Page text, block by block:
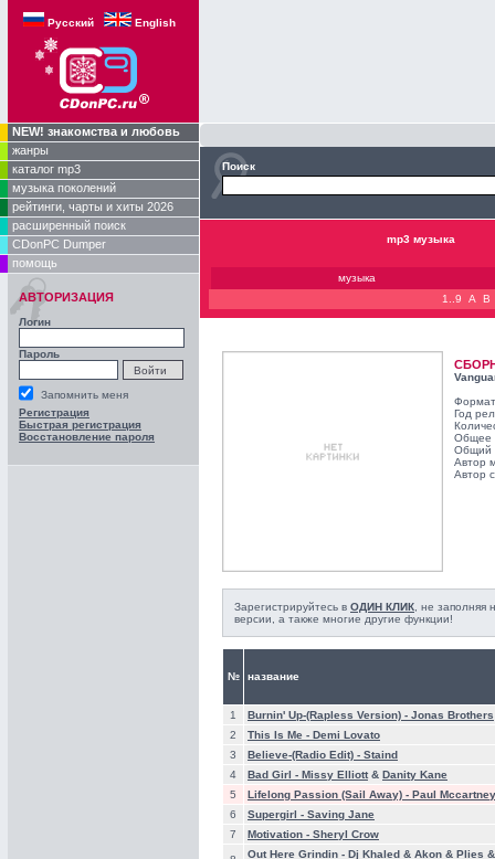
Русский English
NEW! знакомства и любовь
жанры
каталог mp3
музыка поколений
рейтинги, чарты и хиты 2026
расширенный поиск
CDonPC Dumper
помощь
АВТОРИЗАЦИЯ
Логин
Пароль
Запомнить меня
Регистрация
Быстрая регистрация
Восстановление пароля
Поиск
mp3 музыка
музыка
1..9
A B
Год
Общее
Общий
Автор
Автор
Зарегистрируйтесь в ОДИН КЛИК , не
версии, а также многие другие функции!
№ название
1 Burnin' Up-(Rapless Version) - Jonas Brothers
2
This Is Me - Demi Lovato
3
Believe-(Radio Edit) - Staind
4
Bad Girl - Missy Elliott& Danity Kane
5
Lifelong Passion (Sail Away) - Paul
6
Supergirl - Saving Jane
7
Motivation - Sheryl Crow
Out Here Grindin - Dj Khaled & Akon & Plies